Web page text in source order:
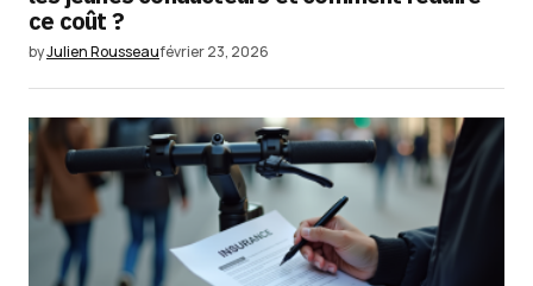
ce coût ?
byJulien Rousseaufévrier 23, 2026